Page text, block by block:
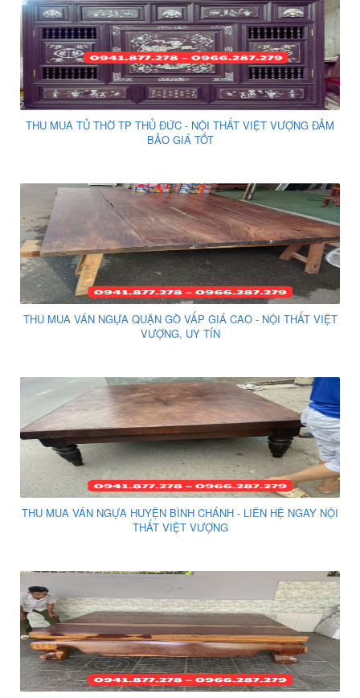
THU MUA TỦ THỜ TP THỦ ĐỨC - NỘI THẤT VIỆT VƯỢNG ĐẢM
BẢO GIÁ TỐT
THU MUA VÁN NGỰA QUẬN GÒ VẤP GIÁ CAO - NỘI THẤT VIỆT
VƯỢNG, UY TÍN
THU MUA VÁN NGỰA HUYỆN BÌNH CHÁNH - LIÊN HỆ NGAY NỘI
THẤT VIỆT VƯỢNG